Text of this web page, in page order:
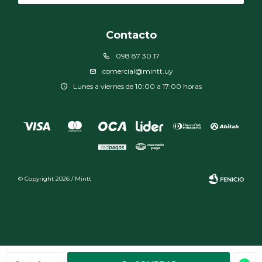
Contacto
098 87 30 17
comercial@mintt.uy
Lunes a viernes de 10:00 a 17:00 horas
© Copyright 2026 / Mintt